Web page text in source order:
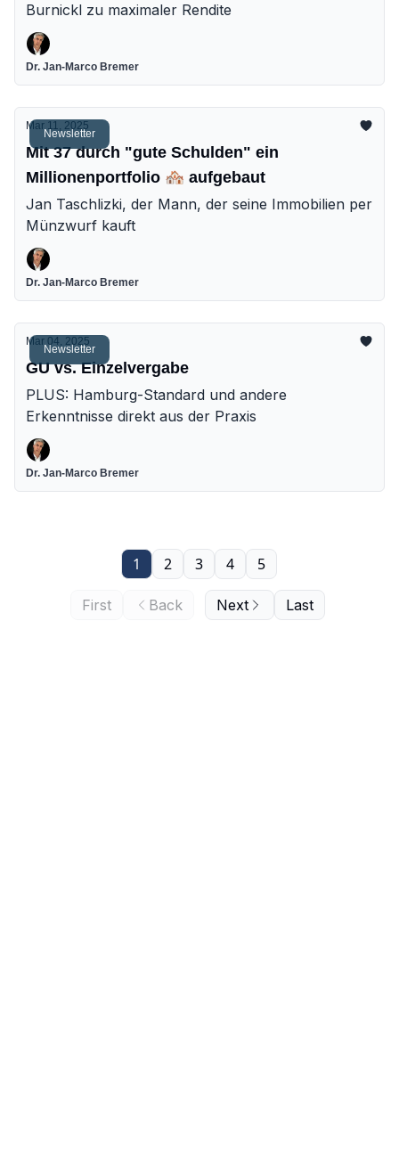
Burnickl zu maximaler Rendite
Dr. Jan-Marco Bremer
Newsletter
Mar 11, 2025
Mit 37 durch "gute Schulden" ein
Millionenportfolio 🏘️ aufgebaut
Jan Taschlizki, der Mann, der seine Immobilien per
Münzwurf kauft
Dr. Jan-Marco Bremer
Newsletter
Mar 04, 2025
GU vs. Einzelvergabe
PLUS: Hamburg-Standard und andere
Erkenntnisse direkt aus der Praxis
Dr. Jan-Marco Bremer
First Back
1 2 3 4 5
Next Last